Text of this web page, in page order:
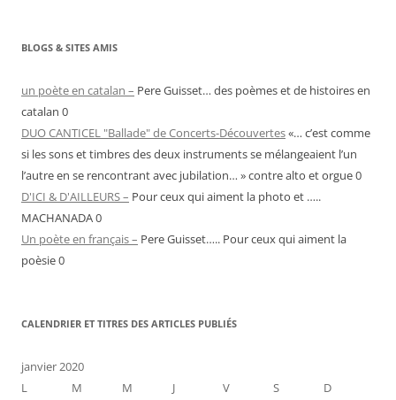
BLOGS & SITES AMIS
un poète en catalan – Pere Guisset… des poèmes et de histoires en
catalan 0
DUO CANTICEL "Ballade" de Concerts-Découvertes«… c’est comme
si les sons et timbres des deux instruments se mélangeaient l’un
l’autre en se rencontrant avec jubilation… » contre alto et orgue 0
D'ICI & D'AILLEURS – Pour ceux qui aiment la photo et …..
MACHANADA 0
Un poète en français – Pere Guisset….. Pour ceux qui aiment la
poèsie 0
CALENDRIER ET TITRES DES ARTICLES PUBLIÉS
janvier 2020
L
M M J V S
D